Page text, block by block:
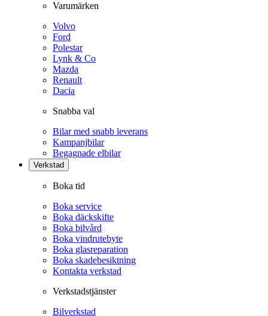
Varumärken
Volvo
Ford
Polestar
Lynk & Co
Mazda
Renault
Dacia
Snabba val
Bilar med snabb leverans
Kampanjbilar
Begagnade elbilar
Verkstad
Boka tid
Boka service
Boka däckskifte
Boka bilvård
Boka vindrutebyte
Boka glasreparation
Boka skadebesiktning
Kontakta verkstad
Verkstadstjänster
Bilverkstad